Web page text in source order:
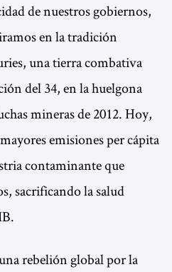
de nuestros gobiernos,
en la tradición
una tierra combativa
del 34, en la huelgona
mineras de 2012. Hoy,
emisiones per cápita
contaminante que
sacrificando la salud
rebelión global por la